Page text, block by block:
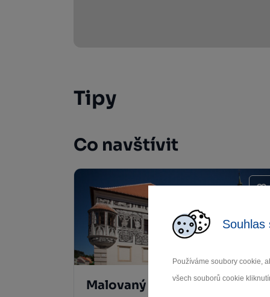
Souhlas
Používáme soubory cookie,
všech souborů cookie
Tipy
Co navštívit
Malovaný dům Třebíč